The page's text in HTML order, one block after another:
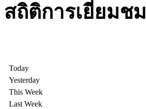
สถิติการเยี่ยมชม
Today
Yesterday
This Week
Last Week